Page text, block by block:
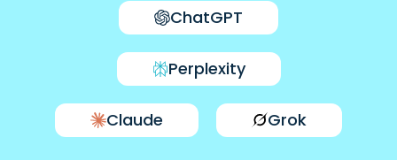
ChatGPT
Perplexity
Claude Grok